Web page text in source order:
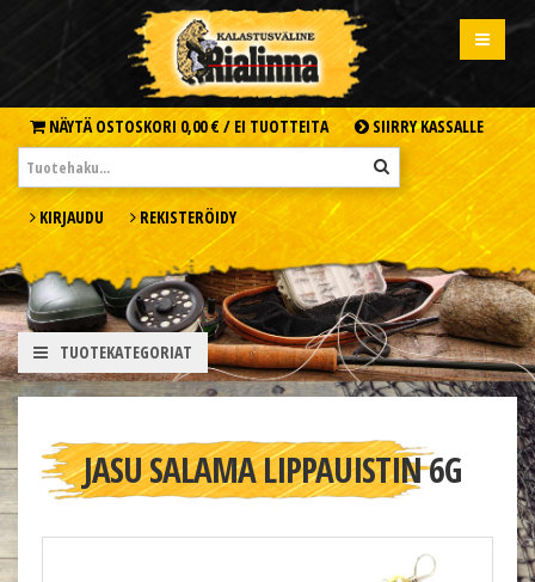
NÄYTÄ OSTOSKORI 0,00 € / EI TUOTTEITA SIIRRY KASSALLE
KIRJAUDU REKISTERÖIDY
TUOTEKATEGORIAT
JASU SALAMA LIPPAUISTIN 6G